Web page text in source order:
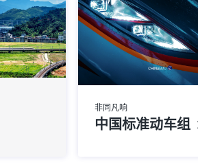
非同凡响
中国标准动车组